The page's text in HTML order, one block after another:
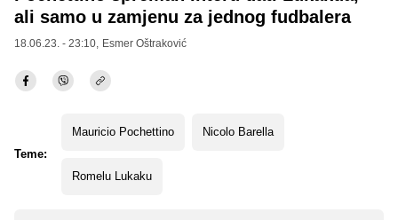
ali samo u zamjenu za jednog fudbalera
18.06.23. - 23:10, Esmer Oštraković
Teme:
Mauricio Pochettino Nicolo Barella
Romelu Lukaku